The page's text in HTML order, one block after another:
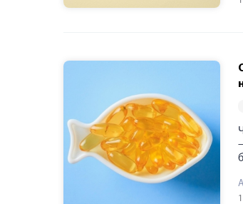
Ольга Агеева
В 2013 году после окончания